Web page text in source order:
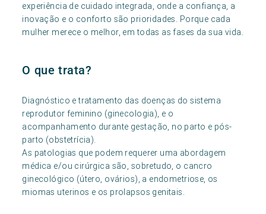
experiência de cuidado integrada, onde a confiança, a
inovação e o conforto são prioridades. Porque cada
mulher merece o melhor, em todas as fases da sua vida.
O que trata?
Diagnóstico e tratamento das doenças do sistema
reprodutor feminino (ginecologia), e o
acompanhamento durante gestação, no parto e pós-
parto (obstetrícia).
As patologias que podem requerer uma abordagem
médica e/ou cirúrgica são, sobretudo, o cancro
ginecológico (útero, ovários), a endometriose, os
miomas uterinos e os prolapsos genitais.